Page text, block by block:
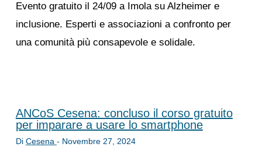
Evento gratuito il 24/09 a Imola su Alzheimer e
inclusione. Esperti e associazioni a confronto per
una comunità più consapevole e solidale.
ANCoS Cesena: concluso il corso gratuito
per imparare a usare lo smartphone
Di Cesena - Novembre 27, 2024